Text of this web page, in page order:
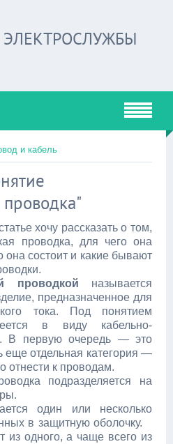
и кабель
проводка"
хочу рассказать о том,
проводка, для чего она
она состоит и какие бывают
проводкой называется
предназначенное для
тока. Под понятием
в виду кабельно-
В первую очередь — это
еще отдельная категория —
отнести к проводам.
подразделяется на
один или несколько
в защитную оболочку.
из одного, а чаще всего из